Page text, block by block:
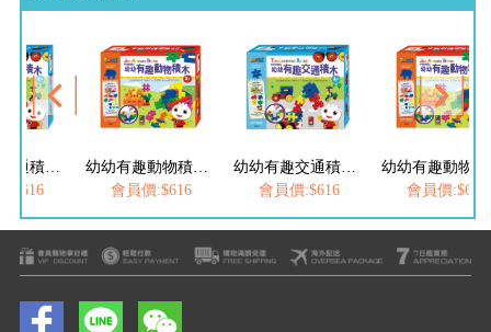
:$616
會員價:$616
會員價:$616
會員價:$616